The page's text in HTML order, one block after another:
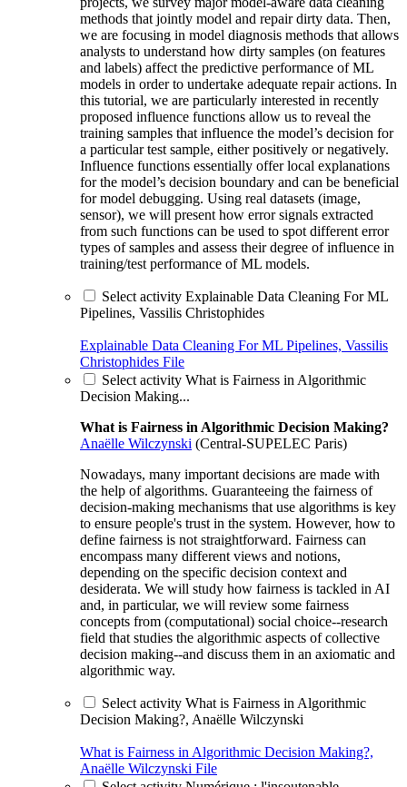
methods that jointly model and repair dirty data. Then,
we are focusing in model diagnosis methods that allows
analysts to understand how dirty samples (on features
and labels) affect the predictive performance of ML
models in order to undertake adequate repair actions. In
this tutorial, we are particularly interested in recently
proposed influence functions allow us to reveal the
training samples that influence the model’s decision for
a particular test sample, either positively or negatively.
Influence functions essentially offer local explanations
for the model’s decision boundary and can be beneficial
for model debugging. Using real datasets (image,
sensor), we will present how error signals extracted
from such functions can be used to spot different error
types of samples and assess their degree of influence in
training/test performance of ML models.
Select activity Explainable Data Cleaning For ML
Pipelines, Vassilis Christophides
Explainable Data Cleaning For ML Pipelines, Vassilis
Christophides File
Select activity What is Fairness in Algorithmic
Decision Making...
What is Fairness in Algorithmic Decision Making?
Anaëlle Wilczynski (Central-SUPELEC Paris)
Nowadays, many important decisions are made with
the help of algorithms. Guaranteeing the fairness of
decision-making mechanisms that use algorithms is key
to ensure people's trust in the system. However, how to
define fairness is not straightforward. Fairness can
encompass many different views and notions,
depending on the specific decision context and
desiderata. We will study how fairness is tackled in AI
and, in particular, we will review some fairness
concepts from (computational) social choice--research
field that studies the algorithmic aspects of collective
decision making--and discuss them in an axiomatic and
algorithmic way.
Select activity What is Fairness in Algorithmic
Decision Making?, Anaëlle Wilczynski
What is Fairness in Algorithmic Decision Making?,
Anaëlle Wilczynski File